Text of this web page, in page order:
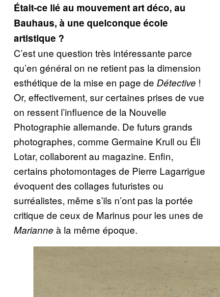
Était-ce lié au mouvement art déco, au
Bauhaus, à une quelconque école
artistique ?
C’est une question très intéressante parce
qu’en général on ne retient pas la dimension
esthétique de la mise en page de Détective !
Or, effectivement, sur certaines prises de vue
on ressent l’influence de la Nouvelle
Photographie allemande. De futurs grands
photographes, comme Germaine Krull ou Éli
Lotar, collaborent au magazine. Enfin,
certains photomontages de Pierre Lagarrigue
évoquent des collages futuristes ou
surréalistes, même s’ils n’ont pas la portée
critique de ceux de Marinus pour les unes de
Marianne à la même époque.